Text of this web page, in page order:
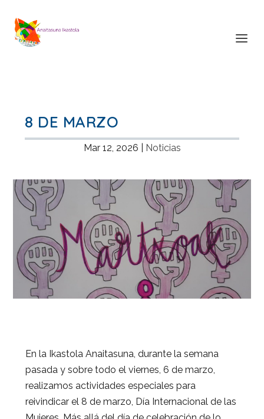
8 DE MARZO
Mar 12, 2026 Noticias
En la Ikastola Anaitasuna, durante la semana
pasada y sobre todo el viernes, 6 de marzo,
realizamos actividades especiales para
reivindicar el 8 de marzo, Día Internacional de las